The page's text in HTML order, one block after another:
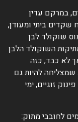
במרקם עדין
ביתי ומעודן,
שוקולד לבן
השוקולד הלבן
כבד, כזה
להיות גם
זוגיים, ימי
לחובבי מתוק: